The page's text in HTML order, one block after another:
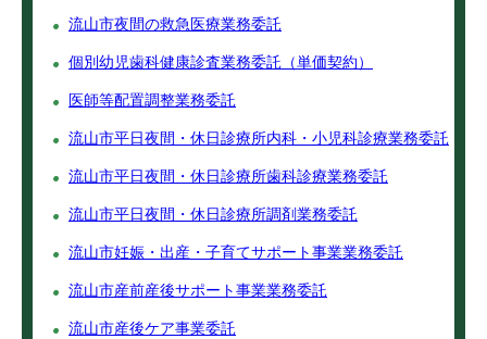
流山市夜間の救急医療業務委託
個別幼児歯科健康診査業務委託（単価契約）
医師等配置調整業務委託
流山市平日夜間・休日診療所内科・小児科診療業務委託
流山市平日夜間・休日診療所歯科診療業務委託
流山市平日夜間・休日診療所調剤業務委託
流山市妊娠・出産・子育てサポート事業業務委託
流山市産前産後サポート事業業務委託
流山市産後ケア事業委託